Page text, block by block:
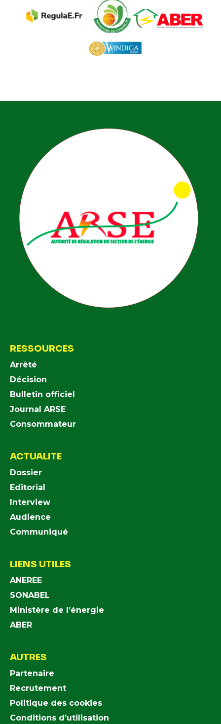
RESSOURCES
Arrêté
Décision
Bulletin officiel
Journal ARSE
Consommateur
ACTUALITE
Dossier
Editorial
Interview
Audience
Communiqué
LIENS UTILES
ANEREE
SONABEL
Ministère de l’énergie
ABER
AUTRES
Partenaire
Recrutement
Politique des cookies
Conditions d’utilisation